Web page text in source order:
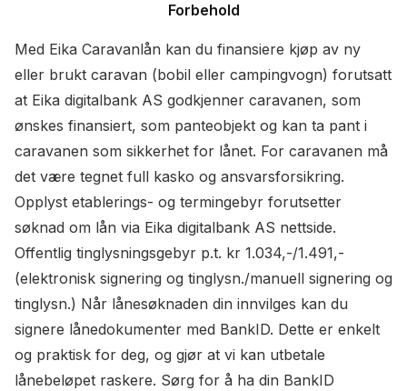
Forbehold
Med Eika Caravanlån kan du finansiere kjøp av ny
eller brukt caravan (bobil eller campingvogn) forutsatt
at Eika digitalbank AS godkjenner caravanen, som
ønskes finansiert, som panteobjekt og kan ta pant i
caravanen som sikkerhet for lånet. For caravanen må
det være tegnet full kasko og ansvarsforsikring.
Opplyst etablerings- og termingebyr forutsetter
søknad om lån via Eika digitalbank AS nettside.
Offentlig tinglysningsgebyr p.t. kr 1.034,-/1.491,-
(elektronisk signering og tinglysn./manuell signering og
tinglysn.) Når lånesøknaden din innvilges kan du
signere lånedokumenter med BankID. Dette er enkelt
og praktisk for deg, og gjør at vi kan utbetale
lånebeløpet raskere. Sørg for å ha din BankID